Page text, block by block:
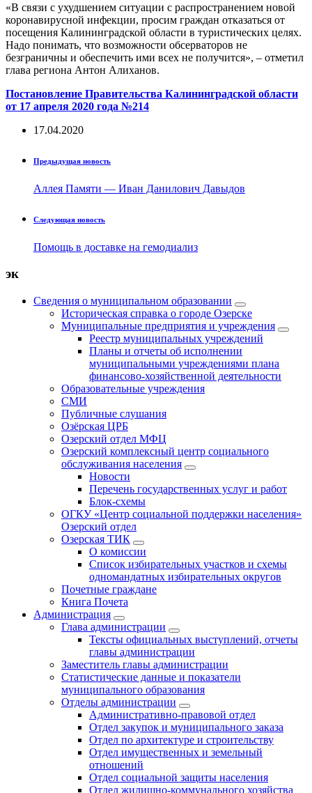
«В связи с ухудшением ситуации с распространением новой
коронавирусной инфекции, просим граждан отказаться от
посещения Калининградской области в туристических целях.
Надо понимать, что возможности обсерваторов не
безграничны и обеспечить ими всех не получится», – отметил
глава региона Антон Алиханов.
Постановление Правительства Калининградской области
от 17 апреля 2020 года №214
17.04.2020
Предыдущая новость
Аллея Памяти — Иван Данилович Давыдов
Следующая новость
Помощь в доставке на гемодиализ
эк
Сведения о муниципальном образовании
Историческая справка о городе Озерске
Муниципальные предприятия и учреждения
Реестр муниципальных учреждений
Планы и отчеты об исполнении
муниципальными учреждениями плана
финансово-хозяйственной деятельности
Образовательные учреждения
СМИ
Публичные слушания
Озёрская ЦРБ
Озерский отдел МФЦ
Озерский комплексный центр социального
обслуживания населения
Новости
Перечень государственных услуг и работ
Блок-схемы
ОГКУ «Центр социальной поддержки населения»
Озерский отдел
Озерская ТИК
О комиссии
Список избирательных участков и схемы
одномандатных избирательных округов
Почетные граждане
Книга Почета
Администрация
Глава администрации
Тексты официальных выступлений, отчеты
главы администрации
Заместитель главы администрации
Статистические данные и показатели
муниципального образования
Отделы администрации
Административно-правовой отдел
Отдел закупок и муниципального заказа
Отдел по архитектуре и строительству
Отдел имущественных и земельный
отношений
Отдел социальной защиты населения
Отдел жилищно-коммунального хозяйства